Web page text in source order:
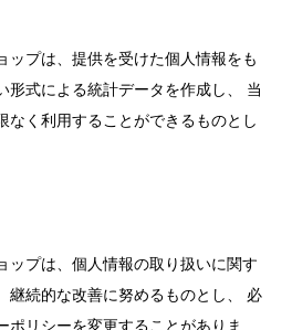
ップは、提供を受けた個人情報をも
形式による統計データを作成し、 当
なく利用することができるものとし
ップは、個人情報の取り扱いに関す
継続的な改善に努めるものとし、 必
ポリシーを変更することがありま